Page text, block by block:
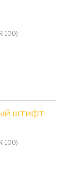
100)
штифт
100)